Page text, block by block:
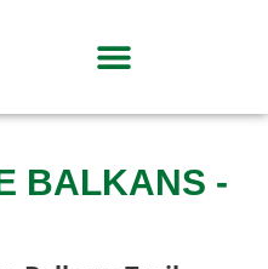
BALKANS -